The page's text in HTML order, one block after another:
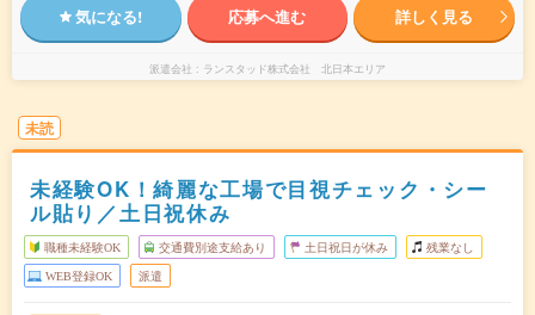
気になる! 応募へ進む 詳しく見る
派遣会社 ランスタッド株式会社 北日本エリア
未読
未経験OK！綺麗な工場で目視チェック・シー
ル貼り／土日祝休み
職種未経験OK 交通費別途支給あり 土日祝日が休み 残業なし
WEB登録OK 派遣